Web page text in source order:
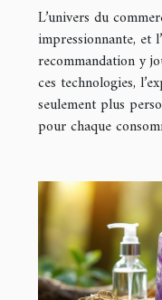
L’univers du
impressionnante, et
recommandation y
ces technologies,
seulement plus
pour chaque